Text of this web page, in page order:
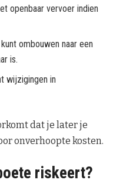
openbaar vervoer indien
ombouwen naar een
is.
wijzigingen in
dat je later je
onverhoopte kosten.
riskeert?